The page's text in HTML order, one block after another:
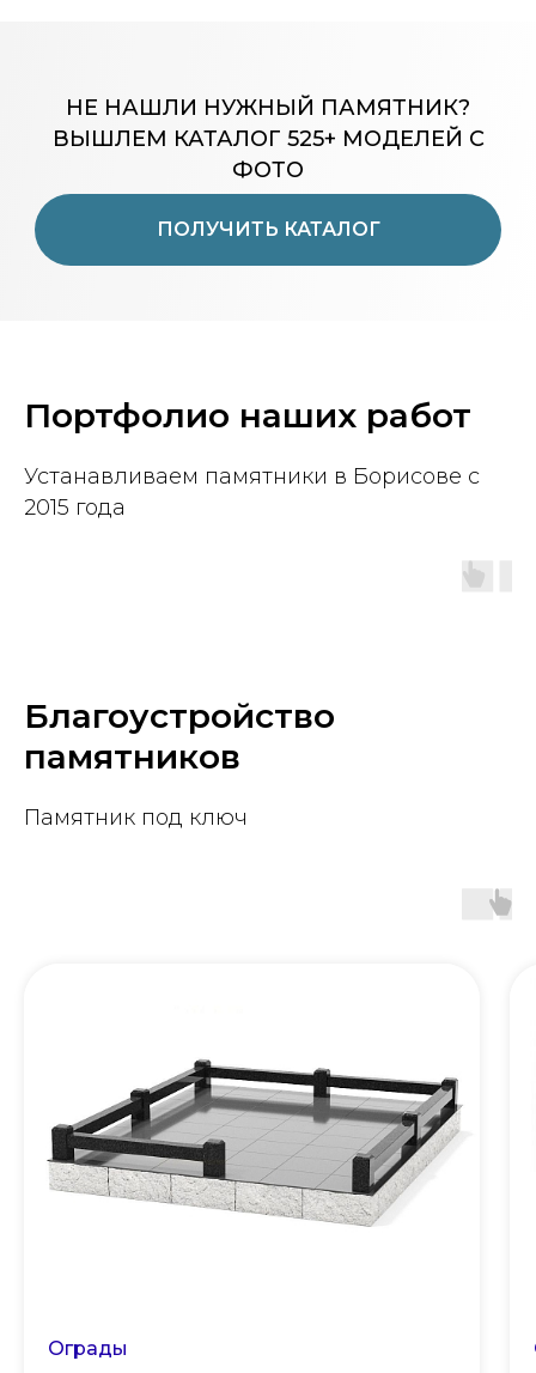
ПОЛУЧИТЬ КАТАЛОГ
НЕ НАШЛИ НУЖНЫЙ ПАМЯТНИК?
ВЫШЛЕМ КАТАЛОГ 525+ МОДЕЛЕЙ С
ФОТО
Портфолио наших работ
Устанавливаем памятники в Борисове с
2015 года
Благоустройство
памятников
Памятник под ключ
Ограды